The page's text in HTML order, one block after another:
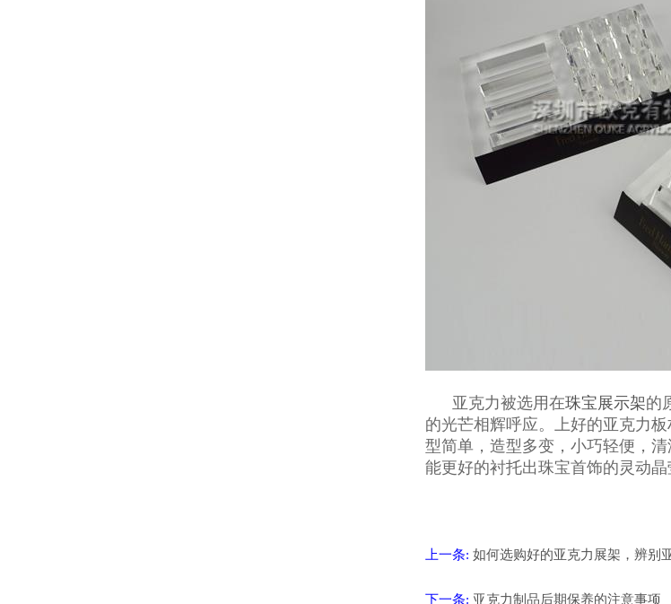
亚克力被选用在珠宝展示架的
的光芒相辉呼应。上好的亚克力
型简单，造型多变，小巧轻便，
能更好的衬托出珠宝首饰的灵动晶
上一条: 如何选购好的亚克力展架，辨别
下一条: 亚克力制品后期保养的注意事项